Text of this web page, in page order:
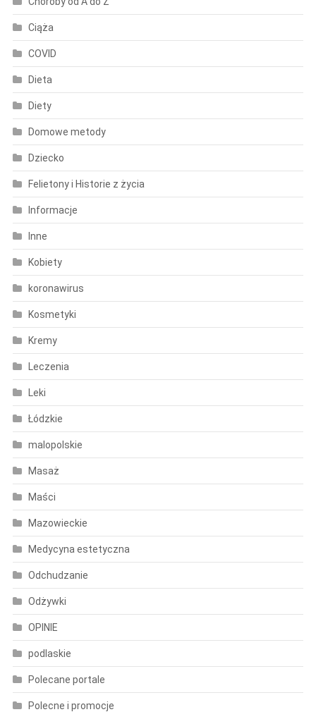
Ciąża
COVID
Dieta
Diety
Domowe metody
Dziecko
Felietony i Historie z życia
Informacje
Inne
Kobiety
koronawirus
Kosmetyki
Kremy
Leczenia
Leki
Łódzkie
malopolskie
Masaż
Maści
Mazowieckie
Medycyna estetyczna
Odchudzanie
Odżywki
OPINIE
podlaskie
Polecane portale
Polecne i promocje